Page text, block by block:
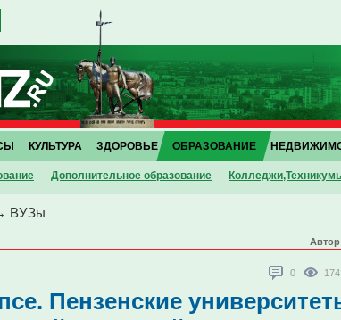
КУЛЬТУРА ЗДОРОВЬЕ ОБРАЗОВАНИЕ
Дополнительное образование
ВУЗы
0
Пензенские